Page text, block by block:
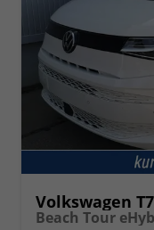
Volkswagen
Beach Tour